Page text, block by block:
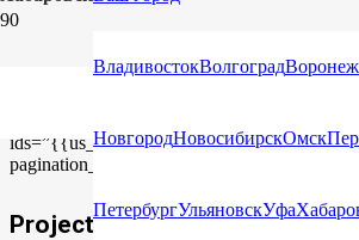
ВладивостокВолгоградВоронеж
НовгородНовосибирскОмск
ПетербургУльяновскУфа
Project Example 3 –
ids=”{{us_tile_additional_image}}”
pagination_btn_style=”1″ columns=”1″
Project Details